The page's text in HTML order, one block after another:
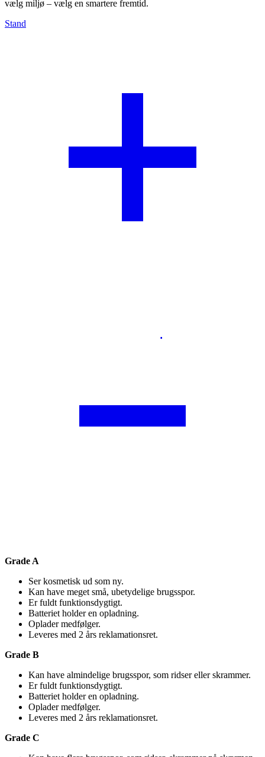
vælg miljø – vælg en smartere fremtid.
Stand
Grade A
Ser kosmetisk ud som ny.
Kan have meget små, ubetydelige brugsspor.
Er fuldt funktionsdygtigt.
Batteriet holder en opladning.
Oplader medfølger.
Leveres med 2 års reklamationsret.
Grade B
Kan have almindelige brugsspor, som ridser eller skrammer.
Er fuldt funktionsdygtigt.
Batteriet holder en opladning.
Oplader medfølger.
Leveres med 2 års reklamationsret.
Grade C